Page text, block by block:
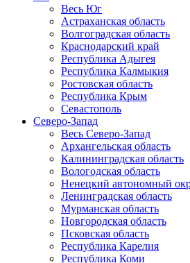
Весь Юг
Астраханская область
Волгоградская область
Краснодарский край
Республика Адыгея
Республика Калмыкия
Ростовская область
Республика Крым
Севастополь
Северо-Запад
Весь Северо-Запад
Архангельская область
Калининградская область
Вологодская область
Ненецкий автономный
Ленинградская область
Мурманская область
Новгородская область
Псковская область
Республика Карелия
Республика Коми